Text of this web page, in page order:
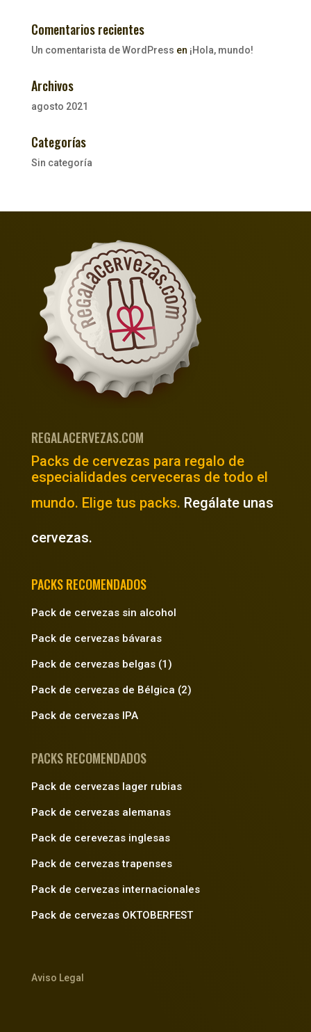
Comentarios recientes
Un comentarista de WordPress en ¡Hola, mundo!
Archivos
agosto 2021
Categorías
Sin categoría
REGALACERVEZAS.COM
Packs de cervezas para regalo de
especialidades cerveceras de todo el
mundo. Elige tus packs. Regálate unas
cervezas.
PACKS RECOMENDADOS
Pack de cervezas sin alcohol
Pack de cervezas bávaras
Pack de cervezas belgas (1)
Pack de cervezas de Bélgica (2)
Pack de cervezas IPA
PACKS RECOMENDADOS
Pack de cervezas lager rubias
Pack de cervezas alemanas
Pack de cerevezas inglesas
Pack de cervezas trapenses
Pack de cervezas internacionales
Pack de cervezas OKTOBERFEST
Aviso Legal